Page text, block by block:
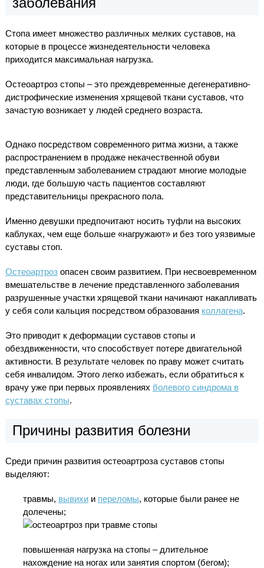
Стопа имеет множество различных мелких суставов, на
которые в процессе жизнедеятельности человека
приходится максимальная нагрузка.
Остеоартроз стопы – это преждевременные дегенеративно-
дистрофические изменения хрящевой ткани суставов, что
зачастую возникает у людей среднего возраста.
Однако посредством современного ритма жизни, а также
распространением в продаже некачественной обуви
представленным заболеванием страдают многие молодые
люди, где большую часть пациентов составляют
представительницы прекрасного пола.
Именно девушки предпочитают носить туфли на высоких
каблуках, чем еще больше «нагружают» и без того уязвимые
суставы стоп.
Остеоартрозопасен своим развитием. При несвоевременном
вмешательстве в лечение представленного заболевания
разрушенные участки хрящевой ткани начинают накапливать
у себя соли кальция посредством образования коллагена.
Это приводит к деформации суставов стопы и
обездвиженности, что способствует потере двигательной
активности. В результате человек по праву может считать
себя инвалидом. Этого легко избежать, если обратиться к
врачу уже при первых проявлениях болевого синдрома в
суставах стопы.
Причины развития болезни
Среди причин развития остеоартроза суставов стопы
выделяют:
травмы, вывихии переломы, которые были ранее не
долечены;
повышенная нагрузка на стопы – длительное
нахождение на ногах или занятия спортом (бегом);